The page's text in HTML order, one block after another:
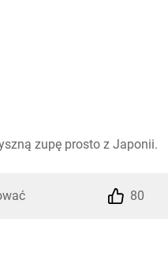
zupę prosto z Japonii.
80